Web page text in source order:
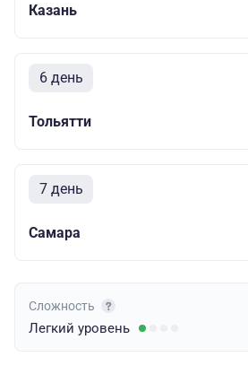
Казань
6 день
Тольятти
7 день
Самара
Сложность
Легкий уровень